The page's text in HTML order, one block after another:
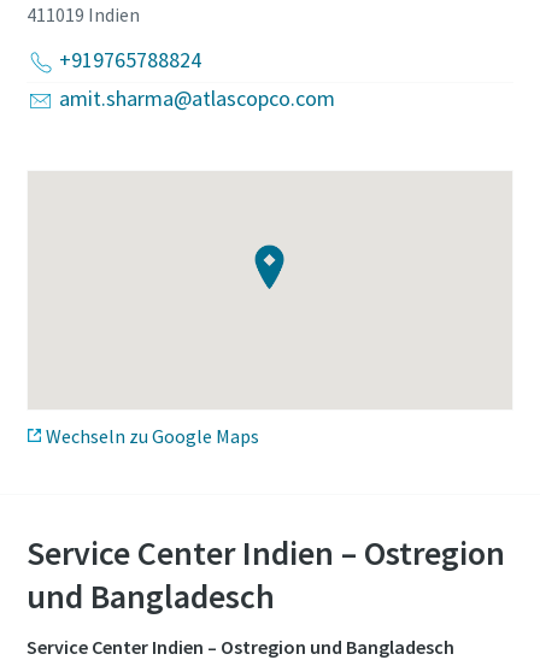
411019 Indien
+919765788824
amit.sharma@atlascopco.com
Wechseln zu Google Maps
Service Center Indien – Ostregion
und Bangladesch
Service Center Indien – Ostregion und Bangladesch